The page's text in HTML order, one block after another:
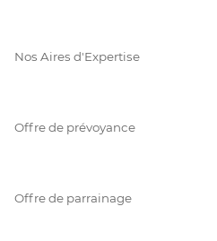
Nos Aires d'Expertise
Offre de prévoyance
Offre de parrainage